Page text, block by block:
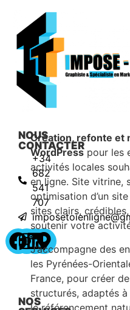
NOUS
CONTACTER
+34
682
541
707
NOS
Création, refonte et
WordPresspour les
activités locales
en ligne. Site vitrine,
optimisation d’un
sites clairs,
soutenir votre
J’accompagne des
les Pyrénées-
France, pour créer
structurés, adaptés
le référencement